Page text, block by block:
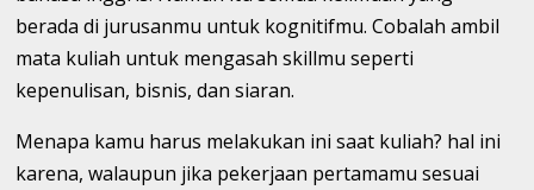
berada di jurusanmu untuk kognitifmu. Cobalah ambil
mata kuliah untuk mengasah skillmu seperti
kepenulisan, bisnis, dan siaran.
Menapa kamu harus melakukan ini saat kuliah? hal ini
karena, walaupun jika pekerjaan pertamamu sesuai